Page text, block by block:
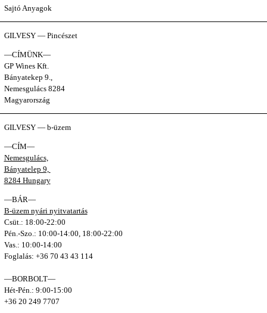
Sajtó Anyagok
GILVESY — Pincészet
—CÍMÜNK—
GP Wines Kft.
Bányatekep 9.,
Nemesgulács 8284
Magyarország
GILVESY — b-üzem
—CÍM—
Nemesgulács,
Bányatelep 9,
8284 Hungary
—BÁR—
B-üzem nyári nyitvatartás
Csüt.: 18:00-22:00
Pén.-Szo.: 10:00-14:00, 18:00-22:00
Vas.: 10:00-14:00
Foglalás: +36 70 43 43 114
—BORBOLT—
Hét-Pén.: 9:00-15:00
+36 20 249 7707